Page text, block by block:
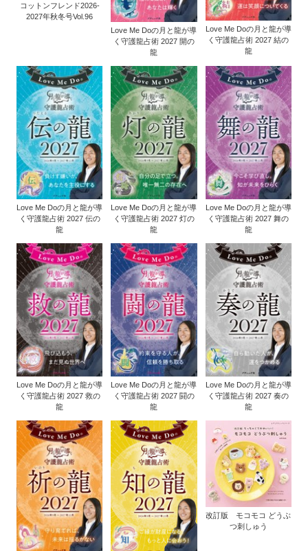
コットンフレンド2026-
2027年秋冬号Vol.96
Love Me Doの月と龍が導
く守護龍占術 2027 開の
龍
Love Me Doの月と龍が導
く守護龍占術 2027 結の
龍
Love Me Doの月と龍が導
く守護龍占術 2027 伝の
龍
Love Me Doの月と龍が導
く守護龍占術 2027 灯の
龍
Love Me Doの月と龍が導
く守護龍占術 2027 舞の
龍
Love Me Doの月と龍が導
く守護龍占術 2027 救の
龍
Love Me Doの月と龍が導
く守護龍占術 2027 闘の
龍
Love Me Doの月と龍が導
く守護龍占術 2027 奏の
龍
改訂版 モコモコ どうぶ
つ刺しゅう